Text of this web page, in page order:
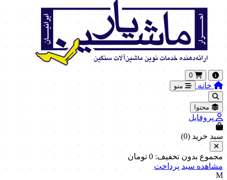
0
خانه منو
محتوا
پروفایل
سبد خرید (0
)
مجموع بدون تخفیف: 0 تومان
مشاهده سبد پرداخت
M